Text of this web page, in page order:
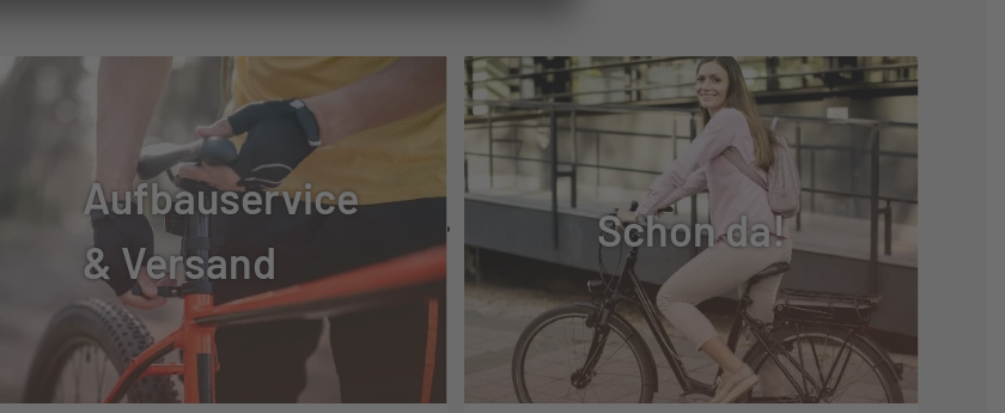
Aufbauservice
& Versand
Schon da!